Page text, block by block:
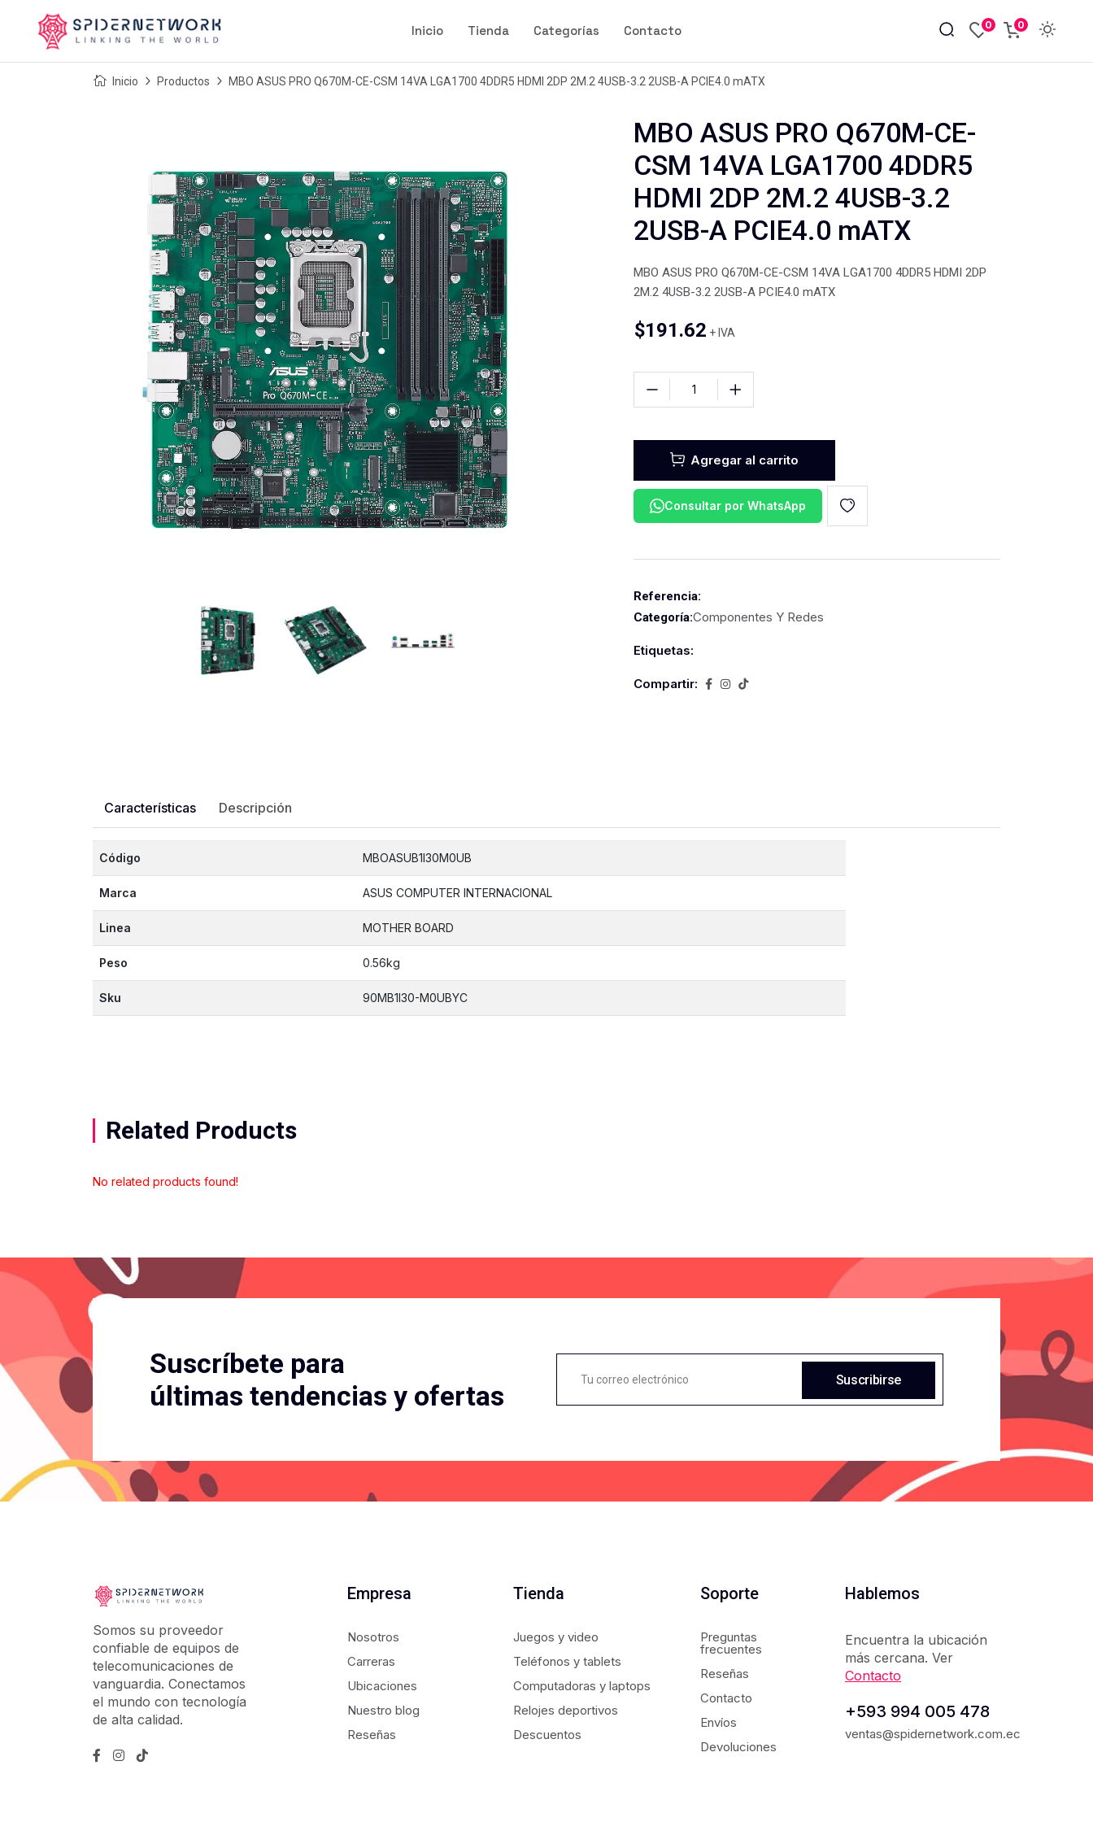
Inicio Tienda Categorías Contacto 0 0
Inicio Productos MBO ASUS PRO Q670M-CE-CSM 14VA LGA1700 4DDR5 HDMI 2DP 2M.2 4USB-3.2 2USB-A PCIE4.0 mATX
MBO ASUS PRO Q670M-CE-
CSM 14VA LGA1700 4DDR5
HDMI 2DP 2M.2 4USB-3.2
2USB-A PCIE4.0 mATX
MBO ASUS PRO Q670M-CE-CSM 14VA LGA1700 4DDR5 HDMI 2DP
2M.2 4USB-3.2 2USB-A PCIE4.0 mATX
$191.62 + IVA
Agregar al carrito
Consultar por WhatsApp
Referencia:
Categoría:Componentes Y Redes
Etiquetas:
Compartir:
Características Descripción
Código MBOASUB1I30M0UB
Marca ASUS COMPUTER INTERNACIONAL
Linea MOTHER BOARD
Peso 0.56kg
Sku 90MB1I30-M0UBYC
Related Products
No related products found!
Suscríbete para
últimas tendencias y ofertas
Suscribirse
Somos su proveedor
confiable de equipos de
telecomunicaciones de
vanguardia. Conectamos
el mundo con tecnología
de alta calidad.
Empresa
Nosotros
Carreras
Ubicaciones
Nuestro blog
Reseñas
Tienda
Juegos y video
Teléfonos y tablets
Computadoras y laptops
Relojes deportivos
Descuentos
Soporte
Preguntas
frecuentes
Reseñas
Contacto
Envíos
Devoluciones
Hablemos
Encuentra la ubicación
más cercana. Ver
Contacto
+593 994 005 478
ventas@spidernetwork.com.ec